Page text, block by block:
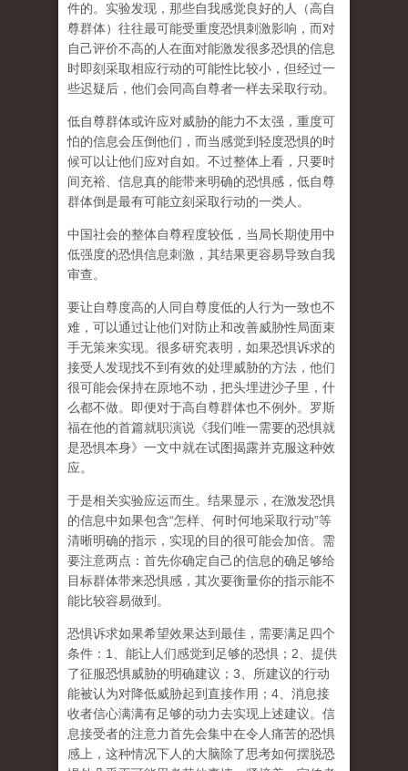
件的。实验发现，那些自我感觉良好的人（高自
尊群体）往往最可能受重度恐惧刺激影响，而对
自己评价不高的人在面对能激发很多恐惧的信息
时即刻采取相应行动的可能性比较小，但经过一
些迟疑后，他们会同高自尊者一样去采取行动。
低自尊群体或许应对威胁的能力不太强，重度可
怕的信息会压倒他们，而当感觉到轻度恐惧的时
候可以让他们应对自如。不过整体上看， 只要时
间充裕、信息真的能带来明确的恐惧感，低自尊
群体倒是最有可能立刻采取行动的一类人 。
中国社会的整体自尊程度较低，当局长期使用中
低强度的恐惧信息刺激，其结果更容易导致自我
审查。
要让自尊度高的人同自尊度低的人行为一致也不
难，可以通过让他们对防止和改善威胁性局面束
手无策来实现。很多研究表明，如果恐惧诉求的
接受人发现找不到有效的处理威胁的方法，他们
很可能会保持在原地不动，把头埋进沙子里，什
么都不做。即便对于高自尊群体也不例外。罗斯
福在他的首篇就职演说《我们唯一需要的恐惧就
是恐惧本身》一文中就在试图揭露并克服这种效
应。
于是相关实验应运而生。结果显示，在激发恐惧
的信息中如果包含“怎样、何时何地采取行动”等
清晰明确的指示，实现的目的很可能会加倍。 需
要注意两点 ：首先你确定自己的信息的确足够给
目标群体带来恐惧感，其次要衡量你的指示能不
能比较容易做到。
恐惧诉求如果希望效果达到最佳， 需要满足四个
条件 ：1、能让人们感觉到足够的恐惧；2、提供
了征服恐惧威胁的明确建议；3、所建议的行动
能被认为对降低威胁起到直接作用；4、消息接
收者信心满满有足够的动力去实现上述建议。信
息接受者的注意力首先会集中在令人痛苦的恐惧
感上，这种情况下人的大脑除了思考如何摆脱恐